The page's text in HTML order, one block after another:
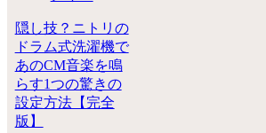
隠し技？ニトリの
ドラム式洗濯機で
あのCM音楽を鳴
らす1つの驚きの
設定方法【完全
版】